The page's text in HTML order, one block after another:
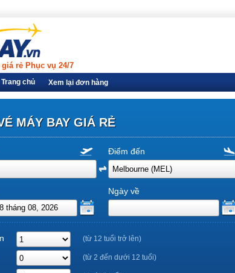
rẻ Phục vụ 24/7
Trang chủ Xem lại đơn hàng
MÁY BAY GIÁ RẺ
Điểm đến
Ngày về
(từ 12 tuổi trở lên)
(từ 2 đến dưới 12 tuổi)